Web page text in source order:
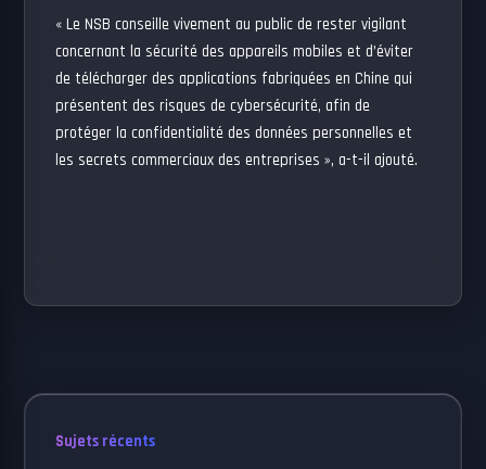
« Le NSB conseille vivement au public de rester vigilant
concernant la sécurité des appareils mobiles et d’éviter
de télécharger des applications fabriquées en Chine qui
présentent des risques de cybersécurité, afin de
protéger la confidentialité des données personnelles et
les secrets commerciaux des entreprises », a-t-il ajouté.
Sujets récents